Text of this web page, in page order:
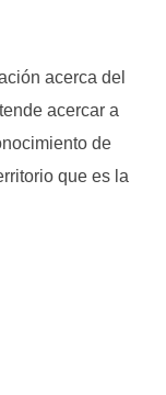
acerca del
acercar a
de
que es la